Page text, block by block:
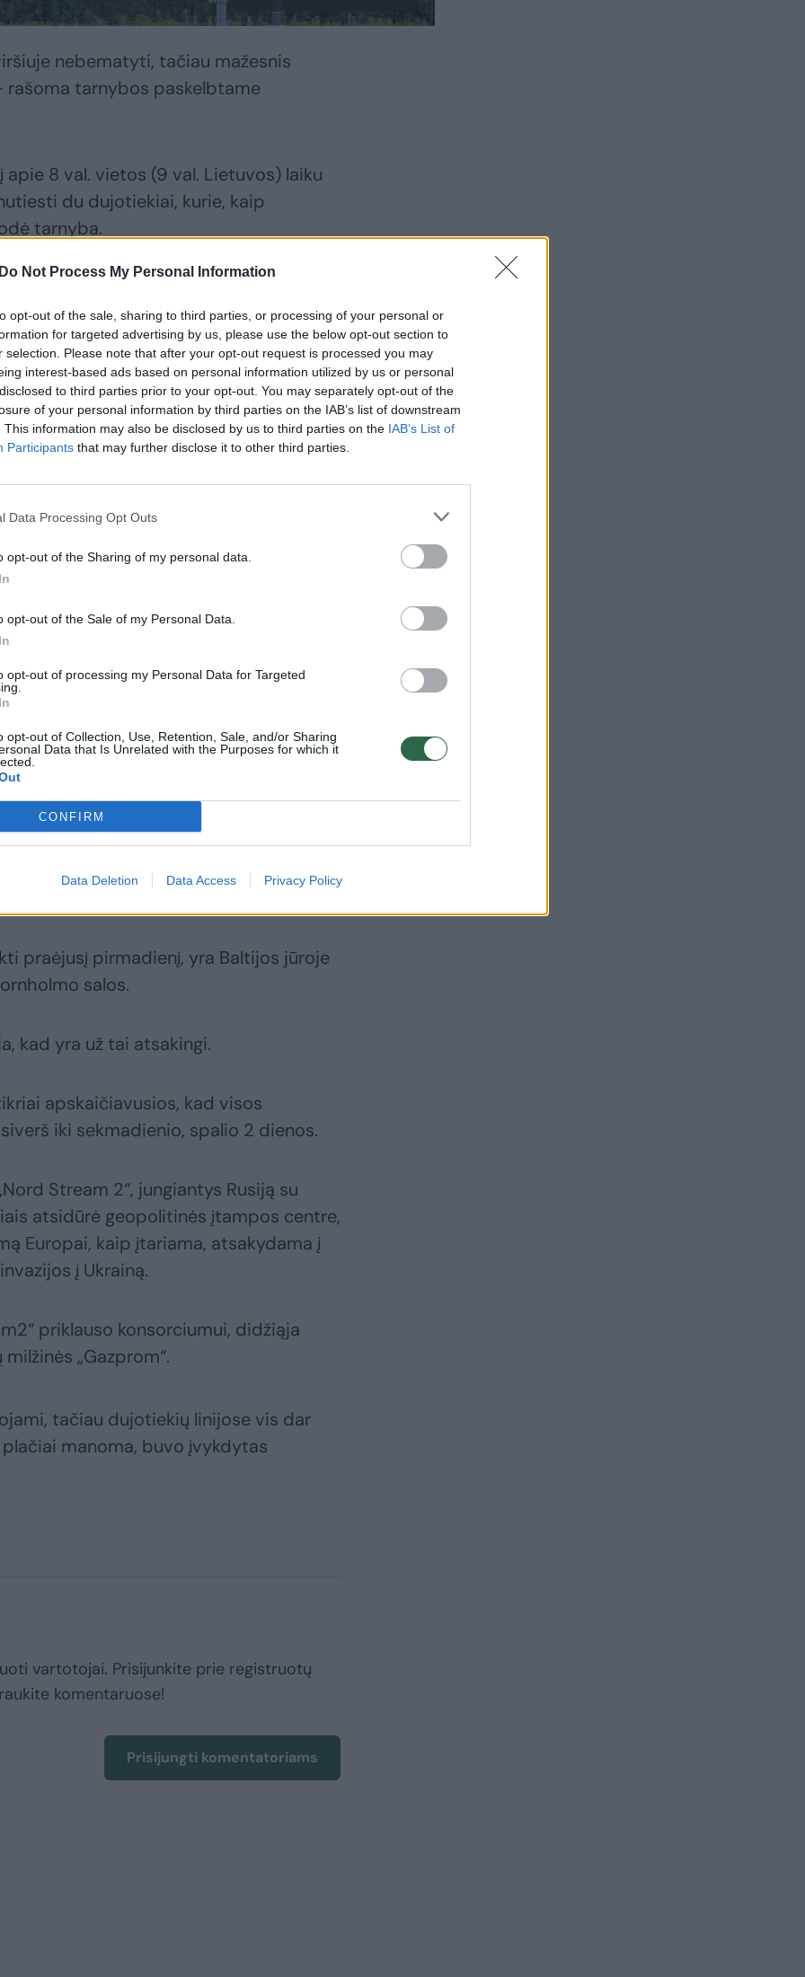
Do Not Process My Personal Information
opt-out of the sale, sharing to third parties, or processing of your personal or
for targeted advertising by us, please use the below opt-out section to
selection. Please note that after your opt-out request is processed you may
interest-based ads based on personal information utilized by us or personal
to third parties prior to your opt-out. You may separately opt-out of the
of your personal information by third parties on the IAB’s list of downstream
This information may also be disclosed by us to third parties on the IAB’s List of
Participants that may further disclose it to other third parties.
Data Processing Opt Outs
opt-out of the Sharing of my personal data.
opt-out of the Sale of my Personal Data.
opt-out of processing my Personal Data for Targeted
opt-out of Collection, Use, Retention, Sale, and/or Sharing
Data that Is Unrelated with the Purposes for which it
CONFIRM
Data Deletion Data Access Privacy Policy
nebematyti, tačiau mažesnis
rašoma tarnybos paskelbtame
8 val. vietos (9 val. Lietuvos) laiku
du dujotiekiai, kurie, kaip
tarnyba.
maždaug 30 metrų skersmens“, –
kad „Nord
patikėti,
to
„Nord Stream AG“ atstovas
„Nord Stream 2“ baigė veržtis dujos,
slėgio pusiausvyra.
praėjusį pirmadienį, yra Baltijos jūroje
salos.
kad yra už tai atsakingi.
apskaičiavusios, kad visos
iki sekmadienio, spalio 2 dienos.
Stream 2“, jungiantys Rusiją su
atsidūrė geopolitinės įtampos centre,
Europai, kaip įtariama, atsakydama į
į Ukrainą.
priklauso konsorciumui, didžiąja
„Gazprom“.
tačiau dujotiekių linijose vis dar
manoma, buvo įvykdytas
vartotojai. Prisijunkite prie registruotų
komentaruose!
Prisijungti komentatoriams